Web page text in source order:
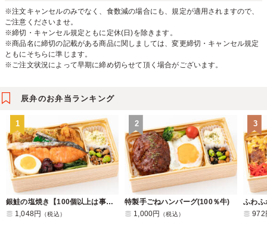
※注文キャンセルのみでなく、食数減の場合にも、規定が適用されますので、
ご注意くださいませ。
※締切・キャンセル規定ともに定休(日)を除きます。
※商品名に締切の記載がある商品に関しましては、変更締切・キャンセル規定
ともにそちらに準じます。
※ご注文状況によって早期に締め切らせて頂く場合がございます。
辰弁のお弁当ランキング
1
銀鮭の塩焼き【100個以上は事前問い合わせ】
1,048円
（税込）
2
特製手ごねハンバーグ(100％牛)
1,000円
（税込）
3
ふわふ
972